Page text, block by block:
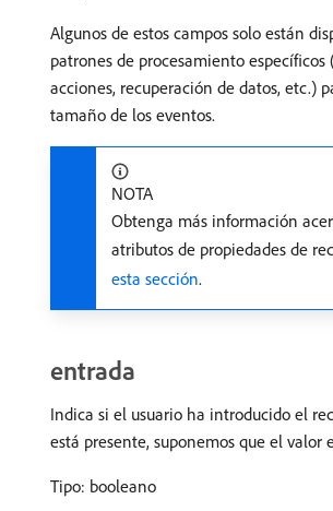
Algunos de estos campos solo están
patrones de procesamiento específicos
acciones, recuperación de datos, etc.)
tamaño de los eventos.
NOTA
Obtenga más información
atributos de propiedades de
esta sección.
entrada
Indica si el usuario ha introducido el
está presente, suponemos que el valor
Tipo: booleano